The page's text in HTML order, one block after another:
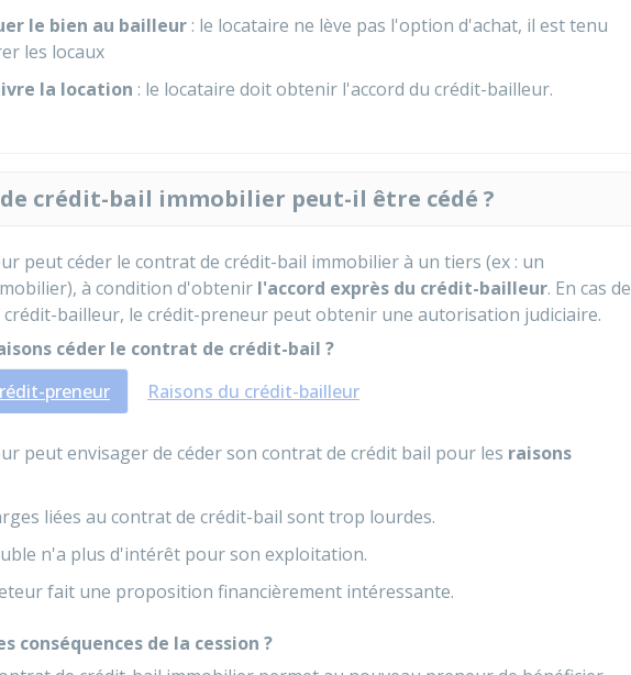
le bien au bailleur : le locataire ne lève pas l'option d'achat, il est tenu
les locaux
la location : le locataire doit obtenir l'accord du crédit-bailleur.
crédit-bail immobilier peut-il être cédé ?
peut céder le contrat de crédit-bail immobilier à un tiers (ex : un
à condition d'obtenir l'accord exprès du crédit-bailleur. En cas de
bailleur, le crédit-preneur peut obtenir une autorisation judiciaire.
céder le contrat de crédit-bail ?
preneur
Raisons du crédit-bailleur
peut envisager de céder son contrat de crédit bail pour les raisons
liées au contrat de crédit-bail sont trop lourdes.
n'a plus d'intérêt pour son exploitation.
fait une proposition financièrement intéressante.
conséquences de la cession ?